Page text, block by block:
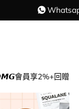
會員享2%+回贈